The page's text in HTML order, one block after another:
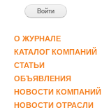
О ЖУРНАЛЕ
КАТАЛОГ КОМПАНИЙ
СТАТЬИ
ОБЪЯВЛЕНИЯ
НОВОСТИ КОМПАНИЙ
НОВОСТИ ОТРАСЛИ